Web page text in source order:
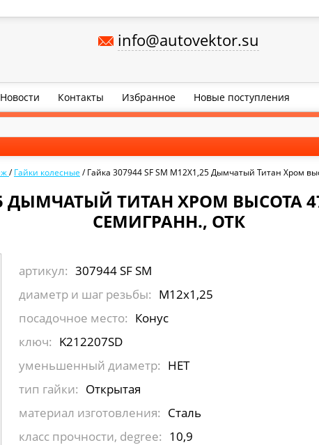
info@autovektor.su
Новости Контакты Избранное Новые поступления
/Гайки колесные /Гайка 307944 SF SM M12X1,25 Дымчатый Титан Хром
ДЫМЧАТЫЙ ТИТАН ХРОМ
СЕМИГРАНН., ОТК
артикул: 307944 SF SM
диаметр и шаг резьбы: М12х1,25
посадочное место: Конус
ключ: K212207SD
уменьшенный диаметр: НЕТ
тип гайки: Открытая
материал изготовления: Сталь
класс прочности, degree: 10,9